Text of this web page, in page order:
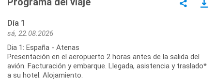
Día 1
sá, 22.08.2026
Dia 1: España - Atenas
Presentación en el aeropuerto 2 horas antes de la salida del
avión. Facturación y embarque. Llegada, asistencia y traslado*
a su hotel. Alojamiento.